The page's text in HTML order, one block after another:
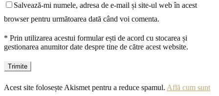
Salvează-mi numele, adresa de e-mail și site-ul web în acest
browser pentru următoarea dată când voi comenta.
* Prin utilizarea acestui formular ești de acord cu stocarea și
gestionarea anumitor date despre tine de către acest website.
Acest site folosește Akismet pentru a reduce spamul. Află cum sunt